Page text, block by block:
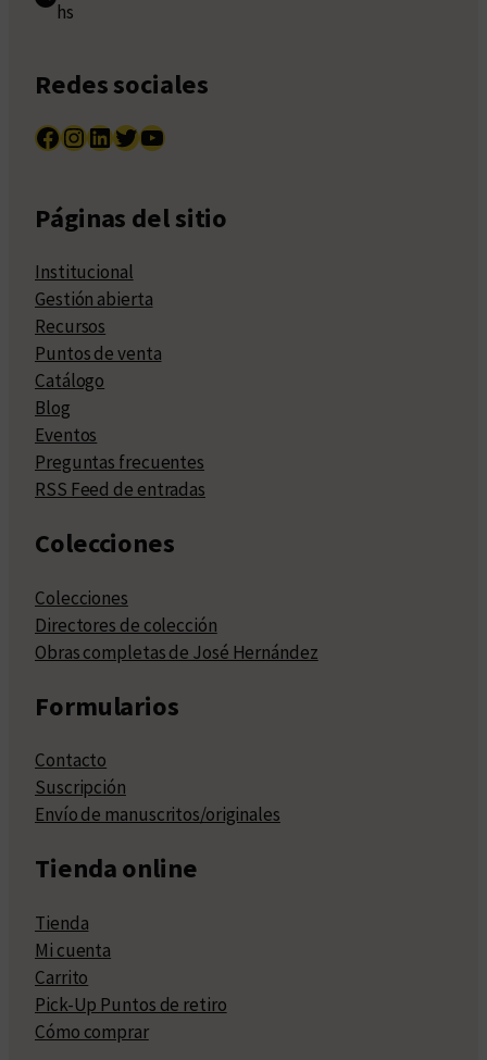
hs
Redes sociales
Facebook InstagramLinkedIn Twitter YouTube
Páginas del sitio
Institucional
Gestión abierta
Recursos
Puntos de venta
Catálogo
Blog
Eventos
Preguntas frecuentes
RSS Feed de entradas
Colecciones
Colecciones
Directores de colección
Obras completas de José Hernández
Formularios
Contacto
Suscripción
Envío de manuscritos/originales
Tienda online
Tienda
Mi cuenta
Carrito
Pick-Up Puntos de retiro
Cómo comprar